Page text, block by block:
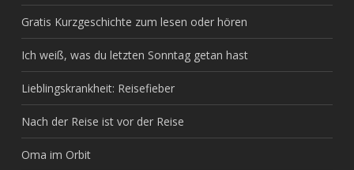
Gratis Kurzgeschichte zum lesen oder hören
Ich weiß, was du letzten Sonntag getan hast
Lieblingskrankheit: Reisefieber
Nach der Reise ist vor der Reise
Oma im Orbit